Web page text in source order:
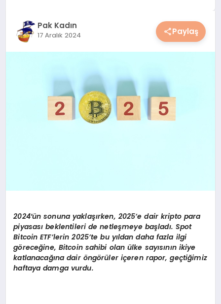
YAŞAM
HESAPLAMALAR
Pak Kadın
17 Aralık 2024 Paylaş
2024′ün sonuna yaklaşırken, 2025’e dair kripto para
piyasası beklentileri de netleşmeye başladı. Spot
Bitcoin ETF’lerin 2025’te bu yıldan daha fazla ilgi
göreceğine, Bitcoin sahibi olan ülke sayısının ikiye
katlanacağına dair öngörüler içeren rapor, geçtiğimiz
haftaya damga vurdu.